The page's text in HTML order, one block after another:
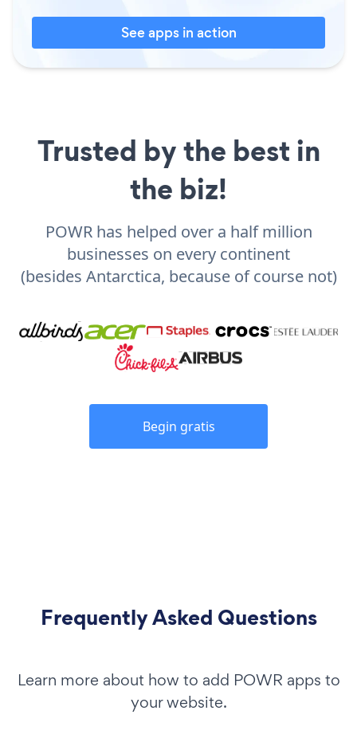
See apps in action
Trusted by the best in
the biz!
POWR has helped over a half million
businesses on every continent
(besides Antarctica, because of course not)
Begin gratis
Frequently Asked Questions
Learn more about how to add POWR apps to
your website.